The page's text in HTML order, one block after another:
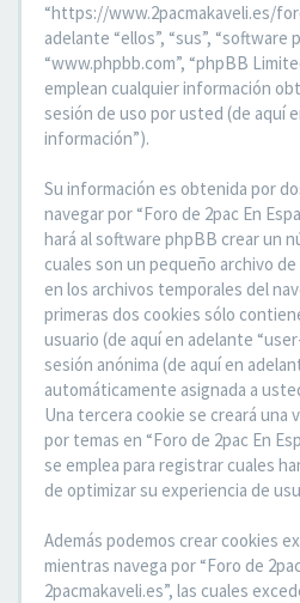
“https://www.2pacmakaveli.es/
adelante “ellos”, “sus”, “software
“www.phpbb.com”, “phpBB
emplean cualquier información
sesión de uso por usted (de aquí
información”).
Su información es obtenida por
navegar por “Foro de 2pac En
hará al software phpBB crear un
cuales son un pequeño archivo
en los archivos temporales del
primeras dos cookies sólo
usuario (de aquí en adelante
sesión anónima (de aquí en
automáticamente asignada a
Una tercera cookie se creará una
por temas en “Foro de 2pac En
se emplea para registrar cuales
de optimizar su experiencia de
Además podemos crear cookies
mientras navega por “Foro de
2pacmakaveli.es”, las cuales